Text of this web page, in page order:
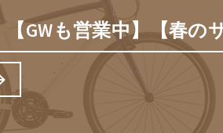
【GWも営業中】【春